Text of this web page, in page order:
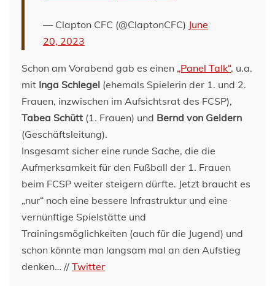
— Clapton CFC (@ClaptonCFC) June
20, 2023
Schon am Vorabend gab es einen „Panel Talk“, u.a.
mit Inga Schlegel (ehemals Spielerin der 1. und 2.
Frauen, inzwischen im Aufsichtsrat des FCSP),
Tabea Schütt (1. Frauen) und Bernd von Geldern
(Geschäftsleitung).
Insgesamt sicher eine runde Sache, die die
Aufmerksamkeit für den Fußball der 1. Frauen
beim FCSP weiter steigern dürfte. Jetzt braucht es
„nur“ noch eine bessere Infrastruktur und eine
vernünftige Spielstätte und
Trainingsmöglichkeiten (auch für die Jugend) und
schon könnte man langsam mal an den Aufstieg
denken… // Twitter